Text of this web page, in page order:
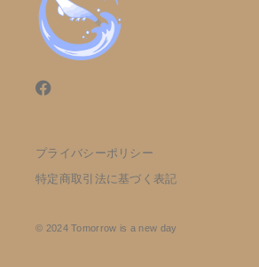
プライバシーポリシー
特定商取引法に基づく表記
© 2024 Tomorrow is a new day